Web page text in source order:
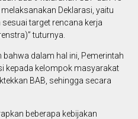
Deklarasi, yaitu
target rencana kerja
tuturnya.
dalam hal ini, Pemerintah
kepada kelompok masyarakat
BAB, sehingga secara
beberapa kebijakan